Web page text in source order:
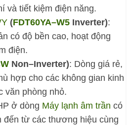
và tiết kiệm điện năng.
(FDT60YA–W5 Inverter):
có độ bền cao, hoạt động
điện.
Non–Inverter): Dòng giá rẻ,
hợp cho các không gian kinh
văn phòng nhỏ.
ở dòng Máy lạnh âm trần có
đến từ các thương hiệu cùng